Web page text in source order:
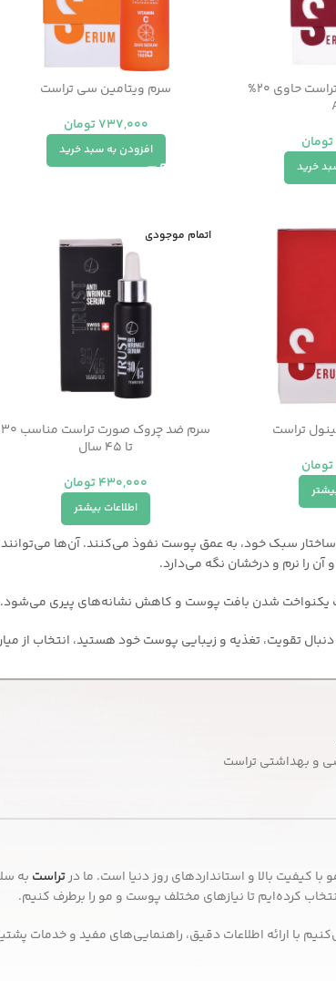
سرم لایه‌ بردار قوی تراست حاوی ۲۰%
تومان
خرید
سرم ویتامین سی تراست
737,000تومان
افزودن به سبد خرید
تراست
تومان
اتمام موجودی
سرم ضد چروک صورت تراست مناسب ۳۰
تا ۴۵ سال
430,000تومان
اطلاعات بیشتر
سبک خود، به عمق پوست نفوذ می‌کنند. آن‌ها
را نرم و درخشان نگه می‌دارد.
شدن بافت پوست و کاهش نشانه‌های پیری می‌شود.
تقویت، تغذیه و زیبایی پوست خود هستید، انتخاب از
و بهداشتی تراست
کیفیت بالا و استانداردهای روز دنیا است. ما درتراست به
کرده‌ایم تا نیازهای مختلف پوست و مو را برطرف کنیم.
با ارائه اطلاعات دقیق، راهنمایی‌های مفید و خدمات